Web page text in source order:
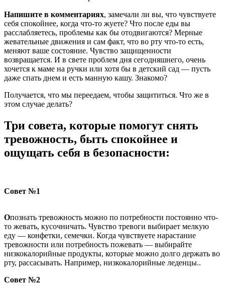
Напишите в комментариях, замечали ли вы, что чувствуете
себя спокойнее, когда что-то жуете? Что после еды вы
расслабляетесь, проблемы как бы отодвигаются? Мерные
жевательные движения и сам факт, что во рту что-то есть,
меняют ваше состояние. Чувство защищенности
возвращается. И в свете проблем дня сегодняшнего, очень
хочется к маме на ручки или хотя бы в детский сад — пусть
даже спать днем и есть манную кашу. Знакомо?
Получается, что мы переедаем, чтобы защититься. Что же в
этом случае делать?
Три совета, которые помогут снять
тревожность, быть спокойнее и
ощущать себя в безопасности:
Совет №1
Опознать тревожность можно по потребности постоянно что-
то жевать, кусочничать. Чувство тревоги выбирает мелкую
еду — конфетки, семечки. Когда чувствуете нарастание
тревожности или потребность пожевать — выбирайте
низкокалорийные продукты, которые можно долго держать во
рту, рассасывать. Например, низкокалорийные леденцы..
Совет №2